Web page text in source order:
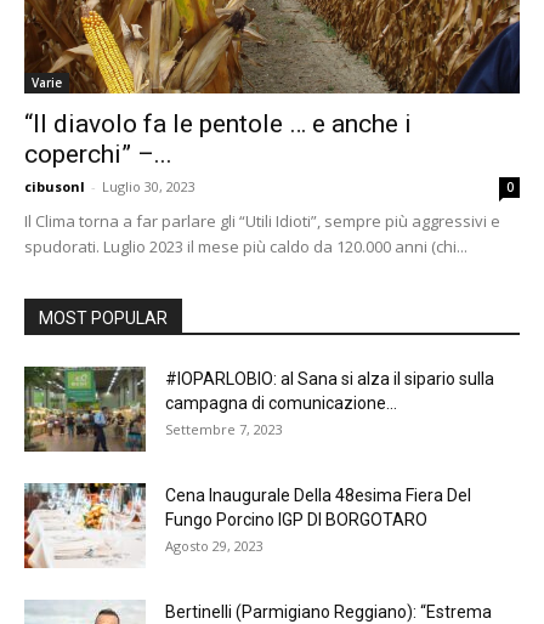
Varie
“Il diavolo fa le pentole … e anche i
coperchi” –...
cibusonl - Luglio 30, 2023 0
Il Clima torna a far parlare gli “Utili Idioti”, sempre più aggressivi e
spudorati. Luglio 2023 il mese più caldo da 120.000 anni (chi...
MOST POPULAR
#IOPARLOBIO: al Sana si alza il sipario sulla
campagna di comunicazione...
Settembre 7, 2023
Cena Inaugurale Della 48esima Fiera Del
Fungo Porcino IGP DI BORGOTARO
Agosto 29, 2023
Bertinelli (Parmigiano Reggiano): “Estrema